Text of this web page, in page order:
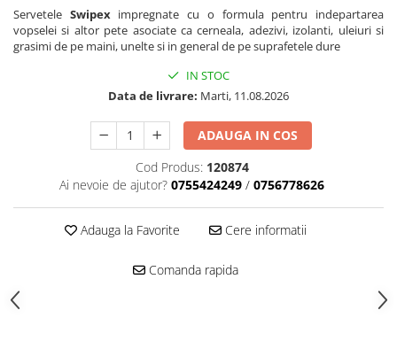
Garnituri Adezive Uși Ferestre
Gips Carton
Benzi Gips Carton
Profile Gips Carton
Ipsos îmbinare Gips Carton
Acoperiri Elastice, Textile și din
Adezivi Acoperiri Elastice și Textile
Adezivi Parchet și Lemn
Produse pentru Curățare
Servetele Swipex impregnate cu o formula pentru indepartarea
vopselei si altor pete asociate ca cerneala, adezivi, izolanti, uleiuri si
grasimi de pe maini, unelte si in general de pe suprafetele dure
IN STOC
Data de livrare: Marti, 11.08.2026
ADAUGA IN COS
Cod Produs: 120874
Ai nevoie de ajutor? 0755424249 / 0756778626
Adauga la Favorite Cere informatii
Comanda rapida